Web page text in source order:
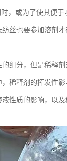
，或为了使其便
丝也要参加溶剂才
组分，但是稀释
稀释剂的挥发性
性质的影响，以